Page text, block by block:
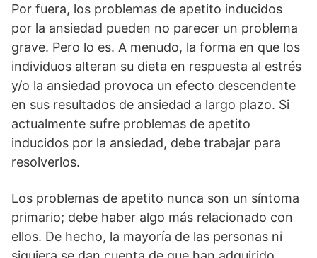
Por fuera, los problemas de apetito inducidos
por la ansiedad pueden no parecer un problema
grave. Pero lo es. A menudo, la forma en que los
individuos alteran su dieta en respuesta al estrés
y/o la ansiedad provoca un efecto descendente
en sus resultados de ansiedad a largo plazo. Si
actualmente sufre problemas de apetito
inducidos por la ansiedad, debe trabajar para
resolverlos.
Los problemas de apetito nunca son un síntoma
primario; debe haber algo más relacionado con
ellos. De hecho, la mayoría de las personas ni